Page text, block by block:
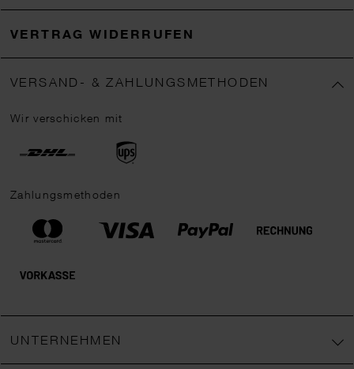
VERTRAG WIDERRUFEN
VERSAND- & ZAHLUNGSMETHODEN
Wir verschicken mit
Zahlungsmethoden
UNTERNEHMEN